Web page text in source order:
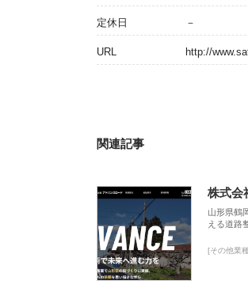
定休日 －
URL http://
関連記事
株式会
山形県鶴
える道路
[その他業